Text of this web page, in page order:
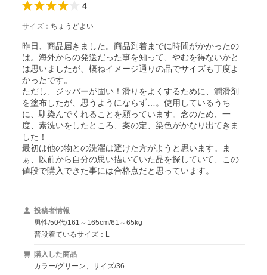
4
サイズ ： ちょうどよい
昨日、商品届きました。商品到着までに時間がかかったの
は。海外からの発送だった事を知って、やむを得ないかと
は思いましたが、概ねイメージ通りの品でサイズも丁度よ
かったです。
ただし、ジッパーが固い！滑りをよくするために、潤滑剤
を塗布したが、思うようにならず…。使用しているうち
に、馴染んでくれることを願っています。念のため、一
度、素洗いをしたところ、案の定、染色がかなり出てきま
した！
最初は他の物との洗濯は避けた方がようと思います。ま
ぁ、以前から自分の思い描いていた品を探していて、この
値段で購入できた事には合格点だと思っています。
投稿者情報
男性/50代/161～165cm/61～65kg
普段着ているサイズ：L
購入した商品
カラー/グリーン、サイズ/36